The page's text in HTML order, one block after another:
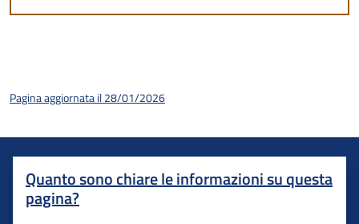
Pagina aggiornata il 28/01/2026
Quanto sono chiare le informazioni su questa
pagina?